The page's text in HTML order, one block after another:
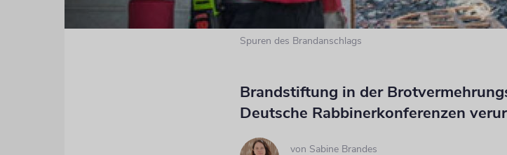
Spuren des Brandanschlags
Brandstiftung in der
Deutsche Rabbinerkonferenzen
von Sabine Brandes